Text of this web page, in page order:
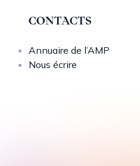
CONTACTS
Annuaire de l’AMP
Nous écrire